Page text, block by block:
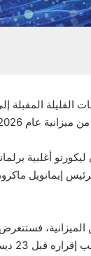
القليلة
عام 2026.
أغلبية
إيمانويل
قبل 23 ديسمبر.